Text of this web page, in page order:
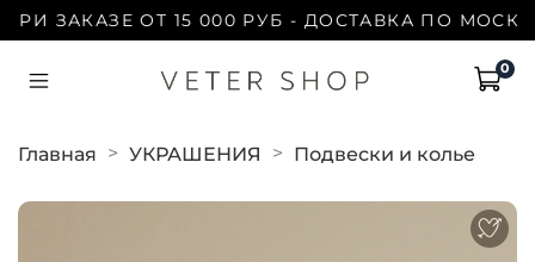
ЗАКАЗЕ ОТ 15 000 РУБ - ДОСТАВКА ПО МОСКВЕ
0
Главная УКРАШЕНИЯ Подвески и колье